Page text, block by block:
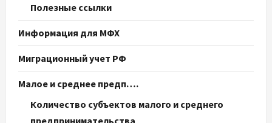
Полезные ссылки
Информация для МФХ
Миграционный учет РФ
Малое и среднее предп….
Количество субъектов малого и среднего
предпринимательства